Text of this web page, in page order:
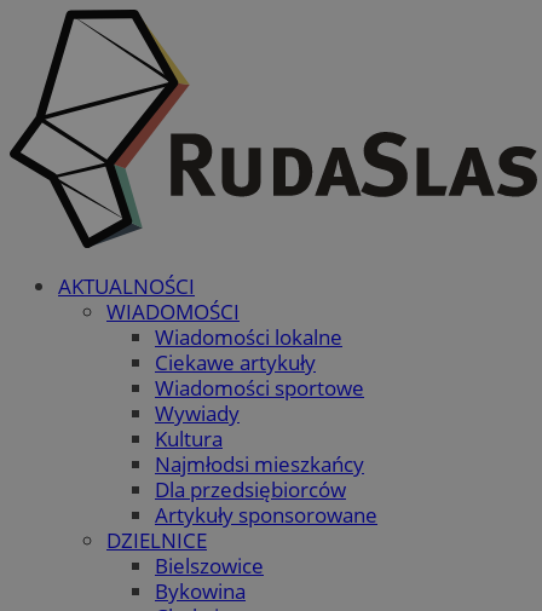
AKTUALNOŚCI
WIADOMOŚCI
Wiadomości lokalne
Ciekawe artykuły
Wiadomości sportowe
Wywiady
Kultura
Najmłodsi mieszkańcy
Dla przedsiębiorców
Artykuły sponsorowane
DZIELNICE
Bielszowice
Bykowina